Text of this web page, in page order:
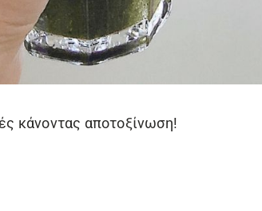
κάνοντας αποτοξίνωση!